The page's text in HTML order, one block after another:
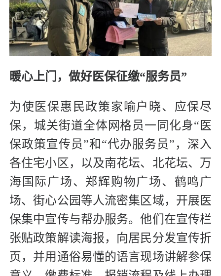
暖心上门，做好医保征缴“服务员”
为使医保惠民政策家喻户晓、应保尽
保，城关街道全体网格员一同化身“医
保政策宣传员”和“代办服务员”，深入
各住宅小区，以及南花坛、北花坛、万
海国际广场、郑辉购物广场、鹤鸣广
场、街心公园等人流密集区域，开展医
保集中宣传与帮办服务。他们在宣传栏
张贴政策解读海报，向居民分发宣传折
页，并用通俗易懂的语言现场讲解参保